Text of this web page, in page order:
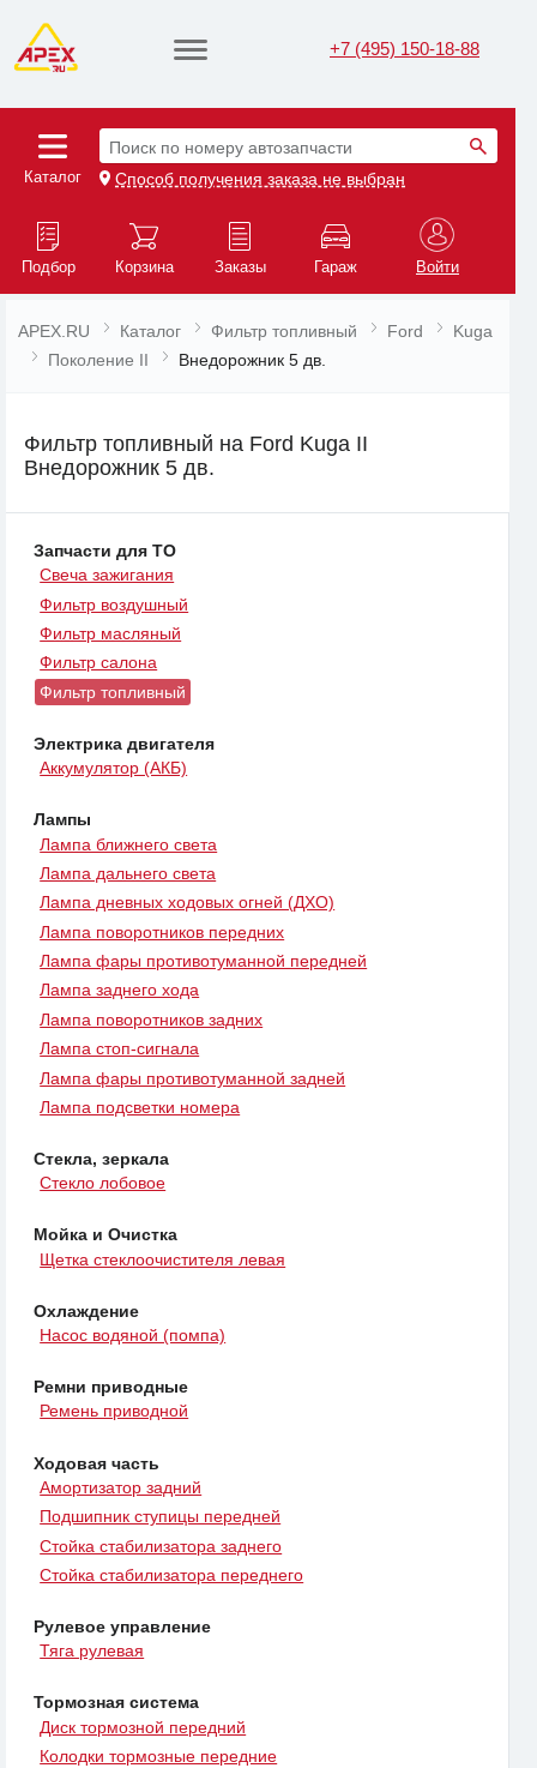
+7 (495) 150-18-88
Каталог
Поиск по номеру автозапчасти
Способ получения заказа не выбран
Подбор Корзина Заказы Гараж Войти
APEX.RU Каталог Фильтр топливный Ford
Kuga
Поколение II
Внедорожник 5 дв.
Фильтр топливный на Ford Kuga II
Внедорожник 5 дв.
Запчасти для ТО
Свеча зажигания
Фильтр воздушный
Фильтр масляный
Фильтр салона
Фильтр топливный
Электрика двигателя
Аккумулятор (АКБ)
Лампы
Лампа ближнего света
Лампа дальнего света
Лампа дневных ходовых огней (ДХО)
Лампа поворотников передних
Лампа фары противотуманной передней
Лампа заднего хода
Лампа поворотников задних
Лампа стоп-сигнала
Лампа фары противотуманной задней
Лампа подсветки номера
Стекла, зеркала
Стекло лобовое
Мойка и Очистка
Щетка стеклоочистителя левая
Охлаждение
Насос водяной (помпа)
Ремни приводные
Ремень приводной
Ходовая часть
Амортизатор задний
Подшипник ступицы передней
Стойка стабилизатора заднего
Стойка стабилизатора переднего
Рулевое управление
Тяга рулевая
Тормозная система
Диск тормозной передний
Колодки тормозные передние